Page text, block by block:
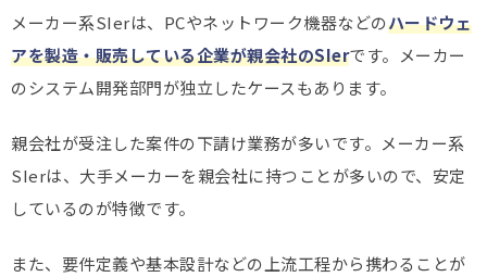
メーカー系SIerは、PCやネットワーク機器などのハードウェ
アを製造・販売している企業が親会社のSIerです。メーカー
のシステム開発部門が独立したケースもあります。
親会社が受注した案件の下請け業務が多いです。メーカー系
SIerは、大手メーカーを親会社に持つことが多いので、安定
しているのが特徴です。
また、要件定義や基本設計などの上流工程から携わることが